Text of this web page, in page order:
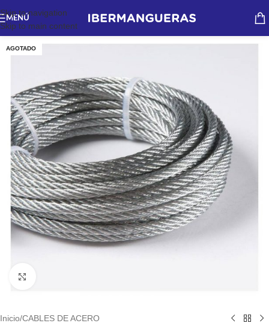
Skip to navigation
Skip to main content
MENÚ
AGOTADO
Inicio/CABLES DE ACERO